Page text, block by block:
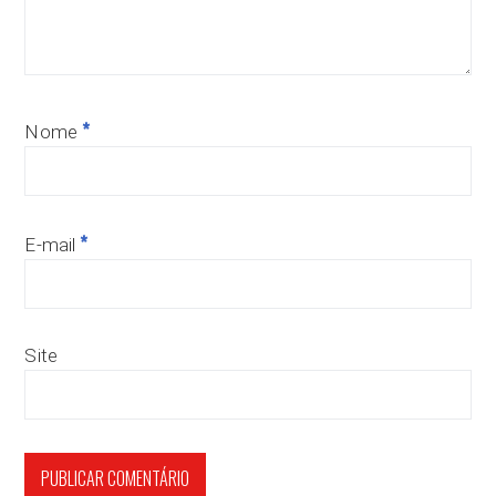
Nome *
E-mail *
Site